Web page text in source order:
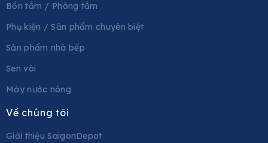
Bồn tắm / Phòng tắm
Phụ kiện / Sản phẩm chuyên biệt
Sản phẩm nhà bếp
Sen vòi
Máy nước nóng
Về chúng tôi
Giới thiệu SaigonDepot